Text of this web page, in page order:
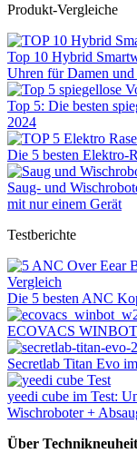
Produkt-Vergleiche
Top 10 Hybrid
Uhren für Damen und
Top 5: Die besten
2024
Die 5 besten Elektro-
Saug- und
mit nur einem Gerät
Testberichte
Die 5 besten ANC
ECOVACS WINBOT
Secretlab Titan Evo
yeedi cube im Test:
Wischroboter +
Über